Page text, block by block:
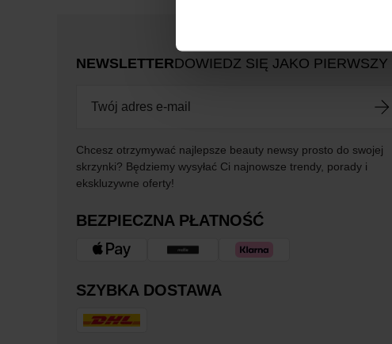
NEWSLETTERDOWIEDZ SIĘ JAKO PIERWSZY
Chcesz otrzymywać najlepsze beauty newsy prosto do swojej
skrzynki? Będziemy wysyłać Ci najnowsze trendy, porady i
ekskluzywne oferty!
BEZPIECZNA PŁATNOŚĆ
SZYBKA DOSTAWA